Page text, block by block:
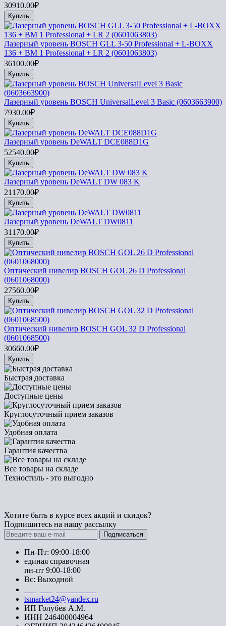
30910.00₽
Купить
Лазерный уровень BOSCH GLL 3-50 Professional + L-BOXX
136 + BM 1 Professional + LR 2 (0601063803)
36100.00₽
Купить
Лазерный уровень BOSCH UniversalLevel 3 Basic (0603663900)
7930.00₽
Купить
Лазерный уровень DeWALT DCE088D1G
52540.00₽
Купить
Лазерный уровень DeWALT DW 083 K
21170.00₽
Купить
Лазерный уровень DeWALT DW0811
31170.00₽
Купить
Оптический нивелир BOSCH GOL 26 D Professional
(0601068000)
27560.00₽
Купить
Оптический нивелир BOSCH GOL 32 D Professional
(0601068500)
30660.00₽
Купить
Быстрая доставка
Доступные цены
Круглосуточный прием заказов
Удобная оплата
Гарантия качества
Все товары на складе
Техностиль - это выгодно
Хотите быть в курсе всех акций и скидок?
Подпишитесь на нашу рассылку
Подписаться
Пн-Пт: 09:00-18:00
единая справочная
пн-пт 9:00-18:00
Вс: Выходной
tsmarket24@yandex.ru
ИП Голубев А.М.
ИНН 246400004964